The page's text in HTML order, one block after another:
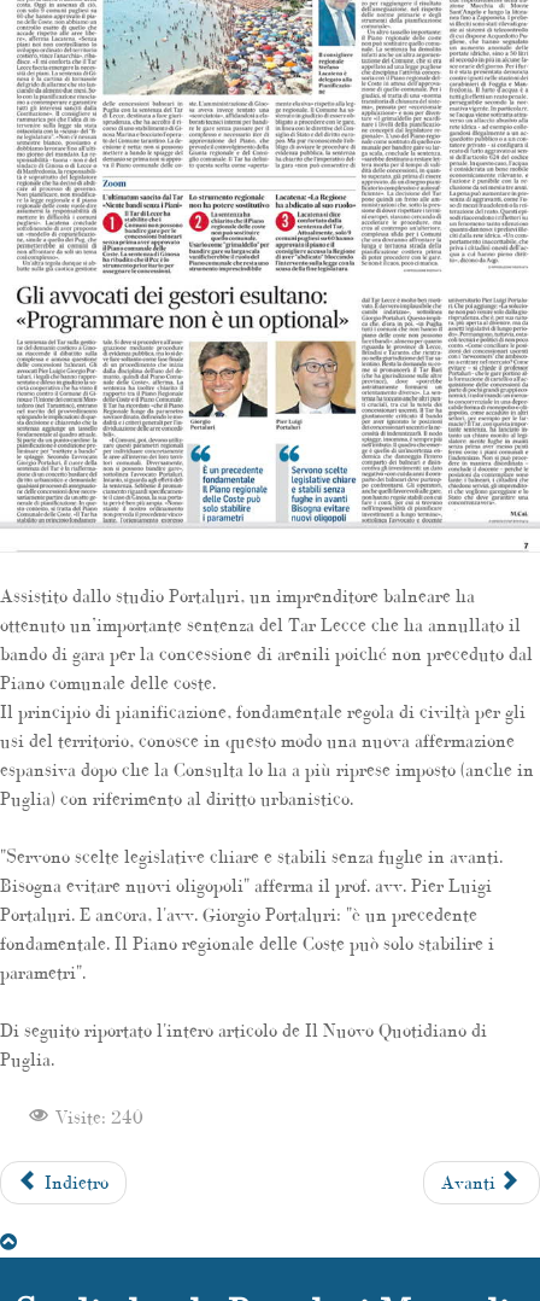
Assistito dallo studio Portaluri, un imprenditore balneare ha
ottenuto un’importante sentenza del Tar Lecce che ha annullato il
bando di gara per la concessione di arenili poiché non preceduto dal
Piano comunale delle coste.
Il principio di pianificazione, fondamentale regola di civiltà per gli
usi del territorio, conosce in questo modo una nuova affermazione
espansiva dopo che la Consulta lo ha a più riprese imposto (anche in
Puglia) con riferimento al diritto urbanistico.
"Servono scelte legislative chiare e stabili senza fughe in avanti.
Bisogna evitare nuovi oligopoli" afferma il prof. avv. Pier Luigi
Portaluri. E ancora, l'avv. Giorgio Portaluri: "è un precedente
fondamentale. Il Piano regionale delle Coste può solo stabilire i
parametri".
Di seguito riportato l'intero articolo de Il Nuovo Quotidiano di
Puglia.
Visite: 240
Indietro Avanti